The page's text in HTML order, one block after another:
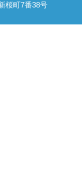
桜町7番38号